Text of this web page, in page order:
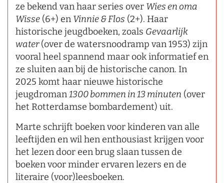
ze bekend van haar series over Wies en oma
Wisse (6+) en Vinnie & Flos (2+). Haar
historische jeugdboeken, zoals Gevaarlijk
water(over de watersnoodramp van 1953) zijn
vooral heel spannend maar ook informatief en
ze sluiten aan bij de historische canon. In
2025 komt haar nieuwe historische
jeugdroman1300 bommen in 13 minuten (over
het Rotterdamse bombardement) uit.
Marte schrijft boeken voor kinderen van alle
leeftijden en wil hen enthousiast krijgen voor
het lezen door een brug slaan tussen de
boeken voor minder ervaren lezers en de
literaire (voor)leesboeken.